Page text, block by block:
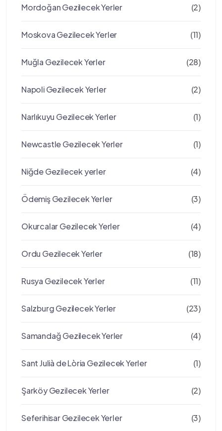
Mordoğan Gezilecek Yerler (2)
Moskova Gezilecek Yerler (11)
Muğla Gezilecek Yerler (28)
Napoli Gezilecek Yerler (2)
Narlıkuyu Gezilecek Yerler (1)
Newcastle Gezilecek Yerler (1)
Niğde Gezilecek yerler (4)
Ödemiş Gezilecek Yerler (3)
Okurcalar Gezilecek Yerler (4)
Ordu Gezilecek Yerler (18)
Rusya Gezilecek Yerler (11)
Salzburg Gezilecek Yerler (23)
Samandağ Gezilecek Yerler (4)
Sant Julià de Lòria Gezilecek Yerler (1)
Şarköy Gezilecek Yerler (2)
Seferihisar Gezilecek Yerler (3)